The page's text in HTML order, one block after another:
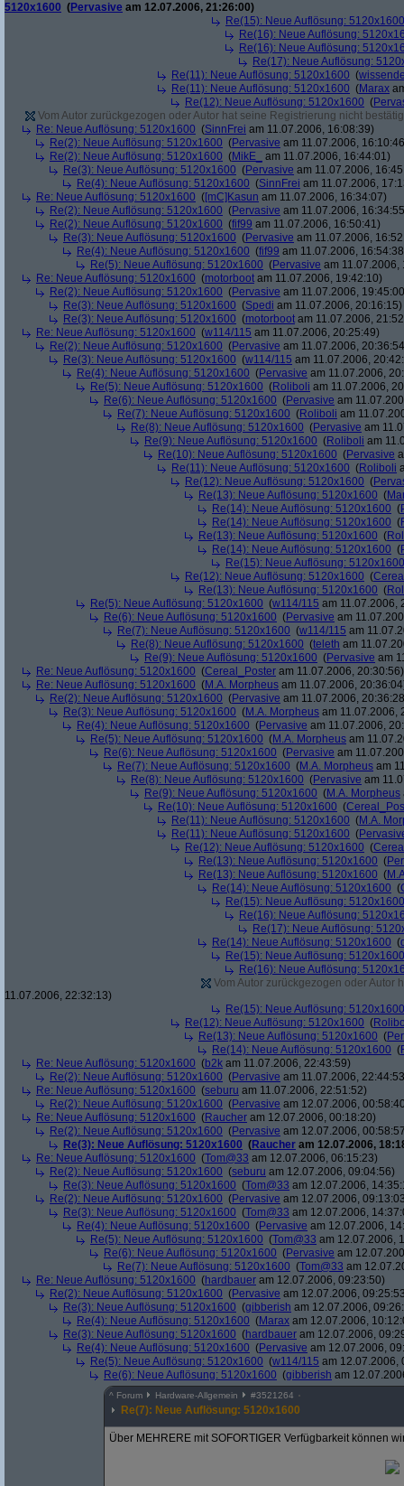
5120x1600 (Pervasive am 12.07.2006, 21:26:00)
Re(15): Neue Auflösung: 5120x1600
Re(16): Neue Auflösung:
Re(16): Neue Auflösung:
Re(17): Neue Auflösung:
Re(11): Neue Auflösung: 5120x1600 (
Re(11): Neue Auflösung: 5120x1600 (Marax
Re(12): Neue Auflösung: 5120x1600 (
Vom Autor zurückgezogen oder Autor hat seine Registrierung nicht
Re: Neue Auflösung: 5120x1600 (SinnFrei am 11.07.2006, 16:08:39)
Re(2): Neue Auflösung: 5120x1600 (Pervasive am 11.07.2006,
Re(2): Neue Auflösung: 5120x1600 (MikE_
am 11.07.2006, 16:44:01)
Re(3): Neue Auflösung: 5120x1600 (Pervasive am 11.07.2006,
Re(4): Neue Auflösung: 5120x1600 (SinnFrei am 11.07.2006,
Re: Neue Auflösung: 5120x1600 ([mC]Kasun am 11.07.2006, 16:34:07)
Re(2): Neue Auflösung: 5120x1600 (Pervasive am 11.07.2006,
Re(2): Neue Auflösung: 5120x1600 (fif99 am 11.07.2006, 16:50:41)
Re(3): Neue Auflösung: 5120x1600 (Pervasive am 11.07.2006,
Re(4): Neue Auflösung: 5120x1600 (fif99 am 11.07.2006,
Re(5): Neue Auflösung: 5120x1600 (Pervasive am 11.07.2006,
Re: Neue Auflösung: 5120x1600 (motorboot am 11.07.2006, 19:42:10)
Re(2): Neue Auflösung: 5120x1600 (Pervasive am 11.07.2006,
Re(3): Neue Auflösung: 5120x1600 (Spedi am 11.07.2006, 20:16:15)
Re(3): Neue Auflösung: 5120x1600 (motorboot am 11.07.2006,
Re: Neue Auflösung: 5120x1600 (w114/115 am 11.07.2006, 20:25:49)
Re(2): Neue Auflösung: 5120x1600 (Pervasive am 11.07.2006,
Re(3): Neue Auflösung: 5120x1600 (w114/115 am 11.07.2006,
Re(4): Neue Auflösung: 5120x1600 (Pervasive am 11.07.2006,
Re(5): Neue Auflösung: 5120x1600 (Roliboli am 11.07.2006,
Re(6): Neue Auflösung: 5120x1600 (Pervasive am
Re(7): Neue Auflösung: 5120x1600 (Roliboli am
Re(8): Neue Auflösung: 5120x1600 (Pervasive am
Re(9): Neue Auflösung: 5120x1600 (Roliboli am
Re(10): Neue Auflösung: 5120x1600 (Pervasive
Re(11): Neue Auflösung: 5120x1600 (Roliboli
Re(12): Neue Auflösung: 5120x1600 (
Re(13): Neue Auflösung: 5120x1600 (
Re(14): Neue Auflösung: 5120x1600 (
Re(14): Neue Auflösung: 5120x1600 (
Re(13): Neue Auflösung: 5120x1600 (
Re(14): Neue Auflösung: 5120x1600 (
Re(15): Neue Auflösung: 5120x1600
Re(12): Neue Auflösung: 5120x1600 (
Re(13): Neue Auflösung: 5120x1600 (
Re(5): Neue Auflösung: 5120x1600 (w114/115 am 11.07.2006,
Re(6): Neue Auflösung: 5120x1600 (Pervasive am
Re(7): Neue Auflösung: 5120x1600 (w114/115 am
Re(8): Neue Auflösung: 5120x1600 (teleth am
Re(9): Neue Auflösung: 5120x1600 (Pervasive am
Re: Neue Auflösung: 5120x1600 (Cereal_Poster am 11.07.2006, 20:30:56)
Re: Neue Auflösung: 5120x1600 (M.A. Morpheus am 11.07.2006,
Re(2): Neue Auflösung: 5120x1600 (Pervasive am 11.07.2006,
Re(3): Neue Auflösung: 5120x1600 (M.A. Morpheus am 11.07.2006,
Re(4): Neue Auflösung: 5120x1600 (Pervasive am 11.07.2006,
Re(5): Neue Auflösung: 5120x1600 (M.A. Morpheus am
Re(6): Neue Auflösung: 5120x1600 (Pervasive am
Re(7): Neue Auflösung: 5120x1600 (M.A. Morpheus am
Re(8): Neue Auflösung: 5120x1600 (Pervasive am
Re(9): Neue Auflösung: 5120x1600 (M.A. Morpheus
Re(10): Neue Auflösung: 5120x1600 (
Re(11): Neue Auflösung: 5120x1600 (M.A.
Re(11): Neue Auflösung: 5120x1600 (
Re(12): Neue Auflösung: 5120x1600 (
Re(13): Neue Auflösung: 5120x1600 (
Re(13): Neue Auflösung: 5120x1600 (
Re(14): Neue Auflösung: 5120x1600 (
Re(15): Neue Auflösung: 5120x1600
Re(16): Neue Auflösung:
Re(17): Neue Auflösung:
Re(14): Neue Auflösung: 5120x1600 (
Re(15): Neue Auflösung: 5120x1600
Re(16): Neue Auflösung:
Vom Autor zurückgezogen oder Autor
11.07.2006, 22:32:13)
Re(15): Neue Auflösung: 5120x1600
Re(12): Neue Auflösung: 5120x1600 (
Re(13): Neue Auflösung: 5120x1600 (
Re(14): Neue Auflösung: 5120x1600 (
Re: Neue Auflösung: 5120x1600 (b2k am 11.07.2006, 22:43:59)
Re(2): Neue Auflösung: 5120x1600 (Pervasive am 11.07.2006,
Re: Neue Auflösung: 5120x1600 (seburu am 11.07.2006, 22:51:52)
Re(2): Neue Auflösung: 5120x1600 (Pervasive am 12.07.2006,
Re: Neue Auflösung: 5120x1600 (Raucher am 12.07.2006, 00:18:20)
Re(2): Neue Auflösung: 5120x1600 (Pervasive am 12.07.2006,
Re(3): Neue Auflösung: 5120x1600 (Raucher am 12.07.2006,
Re: Neue Auflösung: 5120x1600 (Tom@33 am 12.07.2006, 06:15:23)
Re(2): Neue Auflösung: 5120x1600 (seburu am 12.07.2006, 09:04:56)
Re(3): Neue Auflösung: 5120x1600 (Tom@33 am 12.07.2006,
Re(2): Neue Auflösung: 5120x1600 (Pervasive am 12.07.2006,
Re(3): Neue Auflösung: 5120x1600 (Tom@33 am 12.07.2006,
Re(4): Neue Auflösung: 5120x1600 (Pervasive am 12.07.2006,
Re(5): Neue Auflösung: 5120x1600 (Tom@33 am 12.07.2006,
Re(6): Neue Auflösung: 5120x1600 (Pervasive am
Re(7): Neue Auflösung: 5120x1600 (Tom@33 am
Re: Neue Auflösung: 5120x1600 (hardbauer am 12.07.2006, 09:23:50)
Re(2): Neue Auflösung: 5120x1600 (Pervasive am 12.07.2006,
Re(3): Neue Auflösung: 5120x1600 (gibberish am 12.07.2006,
Re(4): Neue Auflösung: 5120x1600 (Marax am 12.07.2006,
Re(3): Neue Auflösung: 5120x1600 (hardbauer am 12.07.2006,
Re(4): Neue Auflösung: 5120x1600 (Pervasive am 12.07.2006,
Re(5): Neue Auflösung: 5120x1600 (w114/115 am 12.07.2006,
Re(6): Neue Auflösung: 5120x1600 (gibberish am
^ Forum Hardware-Allgemein #3521264
Re(7): Neue Auflösung: 5120x1600
Über MEHRERE mit SOFORTIGER Verfügbarkeit können